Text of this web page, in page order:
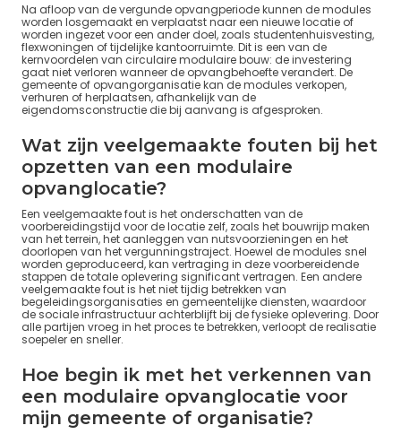
Na afloop van de vergunde opvangperiode kunnen de modules
worden losgemaakt en verplaatst naar een nieuwe locatie of
worden ingezet voor een ander doel, zoals studentenhuisvesting,
flexwoningen of tijdelijke kantoorruimte. Dit is een van de
kernvoordelen van circulaire modulaire bouw: de investering
gaat niet verloren wanneer de opvangbehoefte verandert. De
gemeente of opvangorganisatie kan de modules verkopen,
verhuren of herplaatsen, afhankelijk van de
eigendomsconstructie die bij aanvang is afgesproken.
Wat zijn veelgemaakte fouten bij het
opzetten van een modulaire
opvanglocatie?
Een veelgemaakte fout is het onderschatten van de
voorbereidingstijd voor de locatie zelf, zoals het bouwrijp maken
van het terrein, het aanleggen van nutsvoorzieningen en het
doorlopen van het vergunningstraject. Hoewel de modules snel
worden geproduceerd, kan vertraging in deze voorbereidende
stappen de totale oplevering significant vertragen. Een andere
veelgemaakte fout is het niet tijdig betrekken van
begeleidingsorganisaties en gemeentelijke diensten, waardoor
de sociale infrastructuur achterblijft bij de fysieke oplevering. Door
alle partijen vroeg in het proces te betrekken, verloopt de realisatie
soepeler en sneller.
Hoe begin ik met het verkennen van
een modulaire opvanglocatie voor
mijn gemeente of organisatie?